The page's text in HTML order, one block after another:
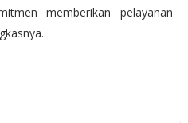
memberikan pelayanan